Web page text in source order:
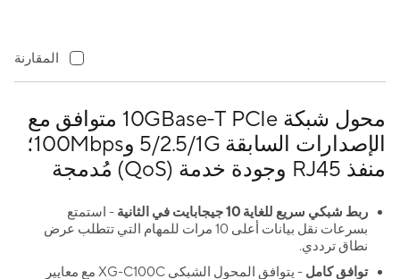
محول شبكة 10GBase-T PCIe متوافق مع
الإصدارات السابقة 5/2.5/1G و100Mbps؛
منفذ RJ45 وجودة خدمة (QoS) مُدمجة
ربط شبكي سريع للغاية 10 جيجابايت في الثانية
- استمتع
بسرعات نقل بيانات أعلى 10 مرات للمهام التي تتطلب عرض
نطاق ترددي.
توافق كامل
- يتوافق المحول الشبكي XG-C100C مع معايير
المقارنة